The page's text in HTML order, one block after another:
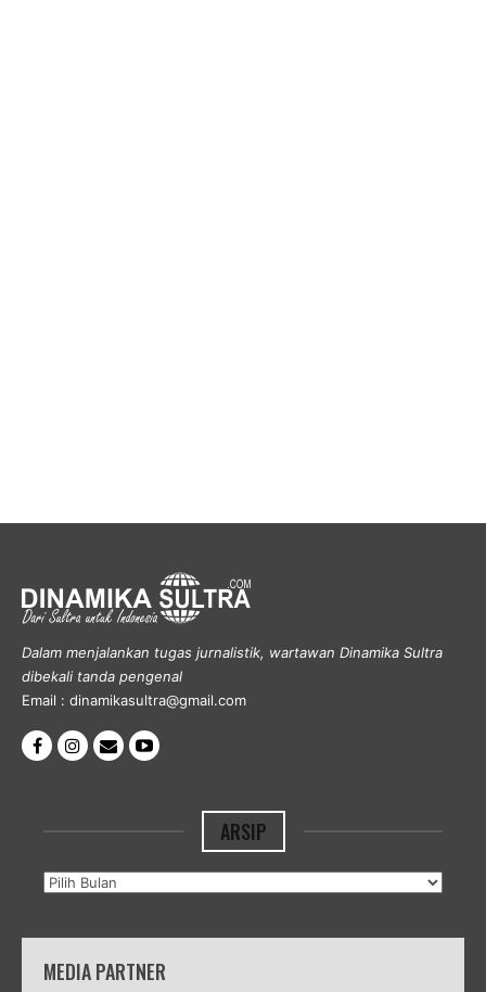
Dalam menjalankan tugas jurnalistik, wartawan Dinamika Sultra
dibekali tanda pengenal
Email : dinamikasultra@gmail.com
ARSIP
Arsip
MEDIA PARTNER